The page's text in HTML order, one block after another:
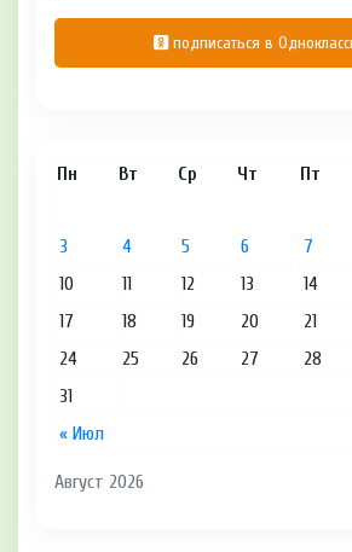
подписаться в
Август 2026
Пн Вт Ср Чт Пт
« Июл
3
4 5 6 7
10
11 12 13 14
17
18 19 20 21
24
25 26 27 28
31